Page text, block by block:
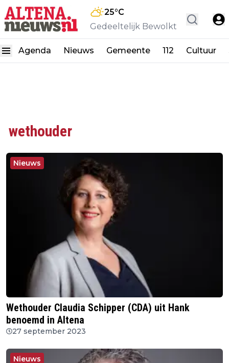
25°C
Gedeeltelijk Bewolkt
Agenda Nieuws Gemeente 112 Cultuur
wethouder
Nieuws
Wethouder Claudia Schipper (CDA) uit Hank
benoemd in Altena
27 september 2023
Nieuws